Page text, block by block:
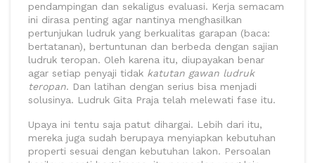
pendampingan dan sekaligus evaluasi. Kerja semacam
ini dirasa penting agar nantinya menghasilkan
pertunjukan ludruk yang berkualitas garapan (baca:
bertatanan), bertuntunan dan berbeda dengan sajian
ludruk teropan. Oleh karena itu, diupayakan benar
agar setiap penyaji tidak katutan gawan ludruk
teropan. Dan latihan dengan serius bisa menjadi
solusinya. Ludruk Gita Praja telah melewati fase itu.
Upaya ini tentu saja patut dihargai. Lebih dari itu,
mereka juga sudah berupaya menyiapkan kebutuhan
properti sesuai dengan kebutuhan lakon. Persoalan